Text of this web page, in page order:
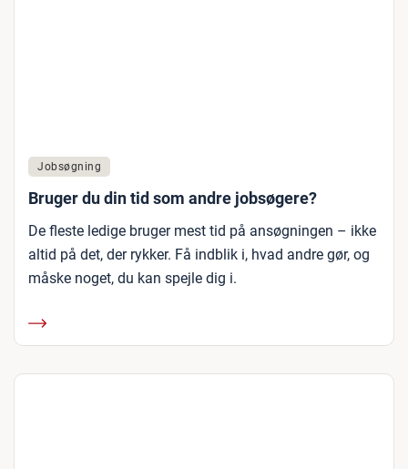
Jobsøgning
Bruger du din tid som andre jobsøgere?
De fleste ledige bruger mest tid på ansøgningen – ikke
altid på det, der rykker. Få indblik i, hvad andre gør, og
måske noget, du kan spejle dig i.